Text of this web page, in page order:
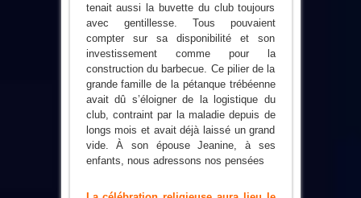
tenait aussi la buvette du club toujours
avec gentillesse. Tous pouvaient
compter sur sa disponibilité et son
investissement comme pour la
construction du barbecue. Ce pilier de la
grande famille de la pétanque trébéenne
avait dû s’éloigner de la logistique du
club, contraint par la maladie depuis de
longs mois et avait déjà laissé un grand
vide. À son épouse Jeanine, à ses
enfants, nous adressons nos pensées